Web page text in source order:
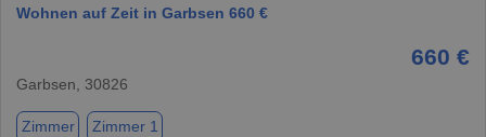
Wohnen auf Zeit in Garbsen 660 €
660 €
Garbsen, 30826
Zimmer Zimmer 1